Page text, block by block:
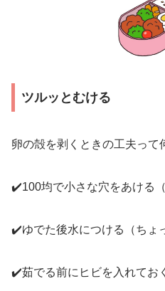
ツルッとむける
卵の殻を剥くときの工夫って
✔️100均で小さな穴をあける
✔️ゆでた後水につける（ちょ
✔️茹でる前にヒビを入れてお